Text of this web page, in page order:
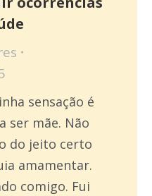
sensação é
ser mãe. Não
do jeito certo
amamentar.
comigo. Fui